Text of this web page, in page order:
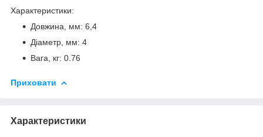
Характеристики:
Довжина, мм: 6,4
Діаметр, мм: 4
Вага, кг: 0.76
Приховати
Характеристики